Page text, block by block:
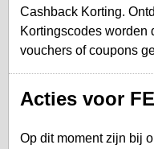
Cashback Korting.
Kortingscodes worden
vouchers of coupons
Acties voor
Op dit moment zijn bij